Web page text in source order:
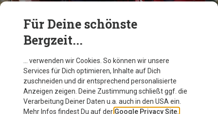
Packliste
Das brauchst Du für Deine Alpenüberquerung
Für Deine schönste
Bergzeit...
… verwenden wir Cookies. So können wir unsere
Services für Dich optimieren, Inhalte auf Dich
zuschneiden und dir entsprechend personalisierte
Anzeigen zeigen. Deine Zustimmung schließt ggf. die
Verarbeitung Deiner Daten u.a. auch in den USA ein.
Mehr Infos findest Du auf der Google Privacy Site.